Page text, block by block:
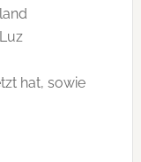
hat, sowie